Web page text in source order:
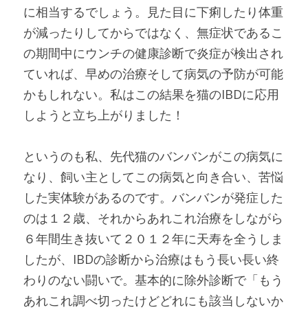
に相当するでしょう。見た目に下痢したり体重
が減ったりしてからではなく、無症状であるこ
の期間中にウンチの健康診断で炎症が検出され
ていれば、早めの治療そして病気の予防が可能
かもしれない。私はこの結果を猫のIBDに応用
しようと立ち上がりました！
というのも私、先代猫のバンバンがこの病気に
なり、飼い主としてこの病気と向き合い、苦悩
した実体験があるのです。バンバンが発症した
のは１２歳、それからあれこれ治療をしながら
６年間生き抜いて２０１２年に天寿を全うしま
したが、IBDの診断から治療はもう長い長い終
わりのない闘いで。基本的に除外診断で「もう
あれこれ調べ切ったけどどれにも該当しないか